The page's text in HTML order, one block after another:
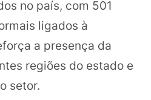
no país, com 501
ligados à
a presença da
regiões do estado e
setor.